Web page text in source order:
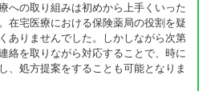
への取り組みは初めから上手くいった
在宅医療における保険薬局の役割を疑
ありませんでした。しかしながら次第
絡を取りながら対応することで、時に
、処方提案をすることも可能となりま